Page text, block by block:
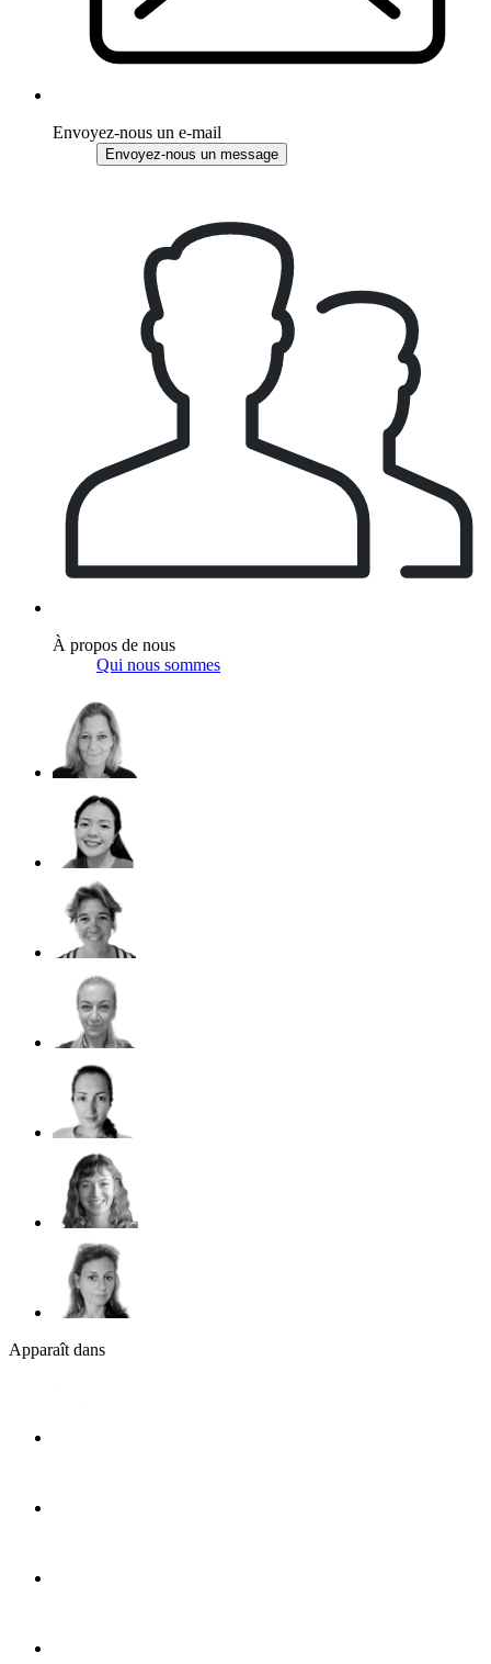
Envoyez-nous un e-mail
Envoyez-nous un message
À propos de nous
Qui nous sommes
Apparaît dans